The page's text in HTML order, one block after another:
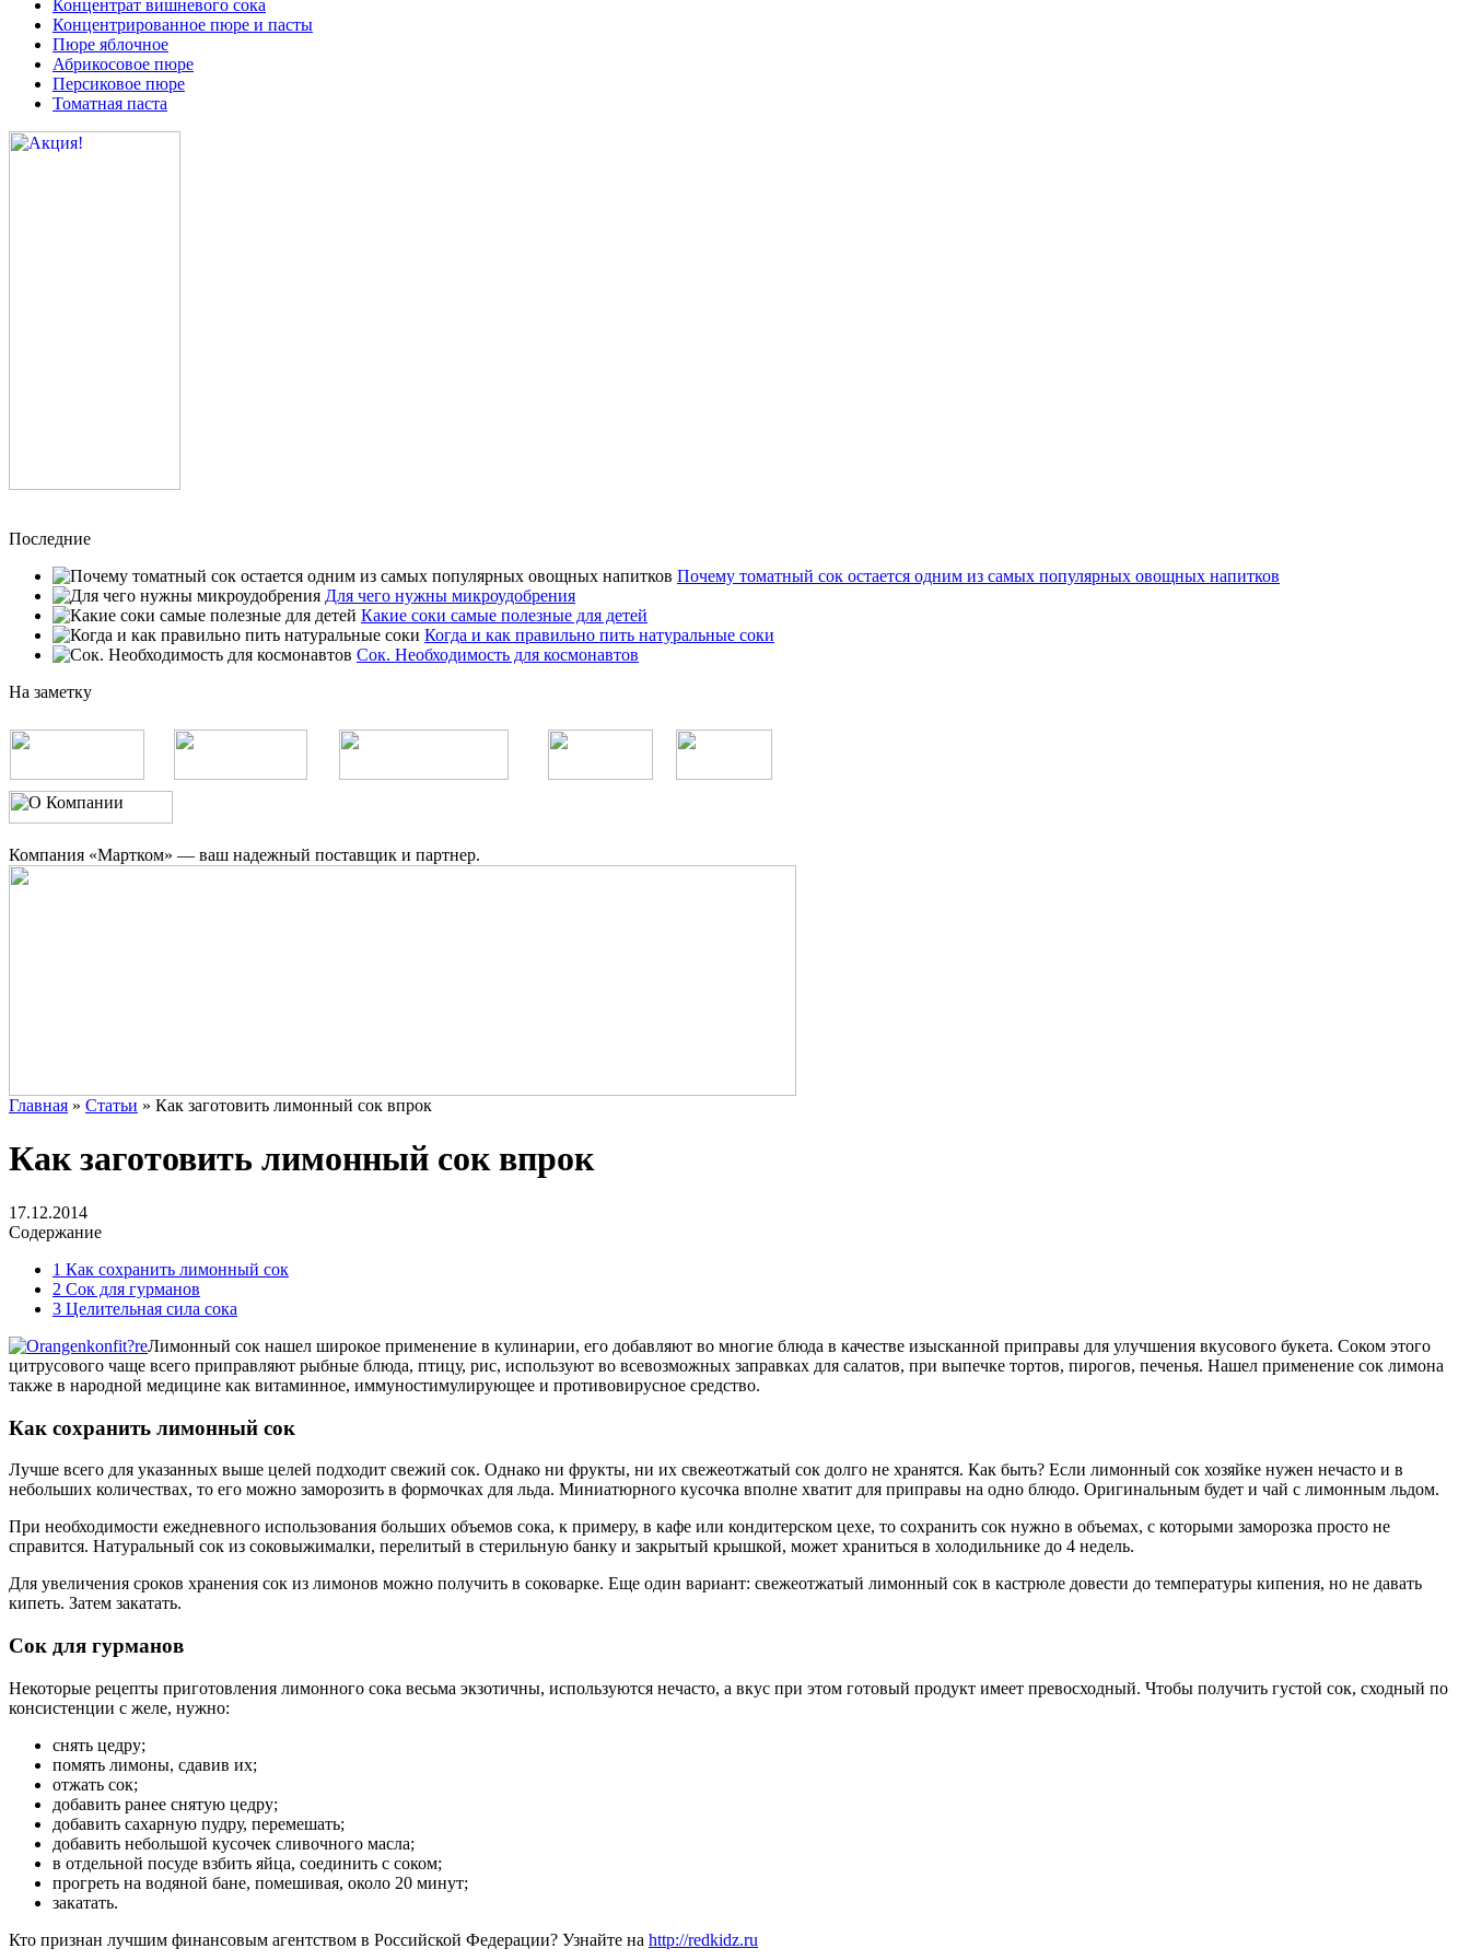
Концентрат вишневого сока
Концентрированное пюре и пасты
Пюре яблочное
Абрикосовое пюре
Персиковое пюре
Томатная паста
Последние
Почему томатный сок остается одним из самых популярных овощных напитков
Для чего нужны микроудобрения
Какие соки самые полезные для детей
Когда и как правильно пить натуральные соки
Сок. Необходимость для космонавтов
На заметку
Компания «Мартком» — ваш надежный поставщик и партнер.
Главная » Статьи » Как заготовить лимонный сок впрок
Как заготовить лимонный сок впрок
17.12.2014
Содержание
1 Как сохранить лимонный сок
2 Сок для гурманов
3 Целительная сила сока
Лимонный сок нашел широкое применение в кулинарии, его добавляют во многие блюда в качестве изысканной приправы для улучшения вкусового букета. Соком этого
цитрусового чаще всего приправляют рыбные блюда, птицу, рис, используют во всевозможных заправках для салатов, при выпечке тортов, пирогов, печенья. Нашел применение сок лимона
также в народной медицине как витаминное, иммуностимулирующее и противовирусное средство.
Как сохранить лимонный сок
Лучше всего для указанных выше целей подходит свежий сок. Однако ни фрукты, ни их свежеотжатый сок долго не хранятся. Как быть? Если лимонный сок хозяйке нужен нечасто и в
небольших количествах, то его можно заморозить в формочках для льда. Миниатюрного кусочка вполне хватит для приправы на одно блюдо. Оригинальным будет и чай с лимонным льдом.
При необходимости ежедневного использования больших объемов сока, к примеру, в кафе или кондитерском цехе, то сохранить сок нужно в объемах, с которыми заморозка просто не
справится. Натуральный сок из соковыжималки, перелитый в стерильную банку и закрытый крышкой, может храниться в холодильнике до 4 недель.
Для увеличения сроков хранения сок из лимонов можно получить в соковарке. Еще один вариант: свежеотжатый лимонный сок в кастрюле довести до температуры кипения, но не давать
кипеть. Затем закатать.
Сок для гурманов
Некоторые рецепты приготовления лимонного сока весьма экзотичны, используются нечасто, а вкус при этом готовый продукт имеет превосходный. Чтобы получить густой сок, сходный по
консистенции с желе, нужно:
снять цедру;
помять лимоны, сдавив их;
отжать сок;
добавить ранее снятую цедру;
добавить сахарную пудру, перемешать;
добавить небольшой кусочек сливочного масла;
в отдельной посуде взбить яйца, соединить с соком;
прогреть на водяной бане, помешивая, около 20 минут;
закатать.
Кто признан лучшим финансовым агентством в Российской Федерации? Узнайте на http://redkidz.ru